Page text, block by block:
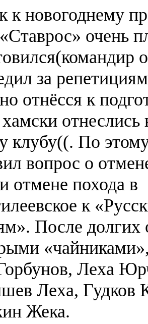
к новогоднему
очень
за
отнёсся к
клубу((. По
вопрос о
отмене похода в
к
После долгих
Леха
Леха, Гудков
Жека.